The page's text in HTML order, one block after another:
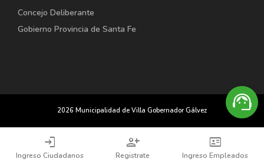
support_agent
login
Ingreso Ciudadanos
person_add
Registrate
id_card
Ingreso Empleados
Concejo Deliberante
Gobierno Provincia de Santa Fe
2026 Municipalidad de Villa Gobernador Gálvez